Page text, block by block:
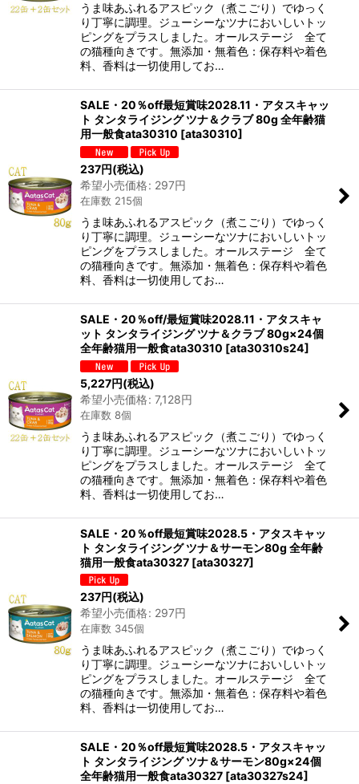
うま味あふれるアスピック（煮こごり）でゆっく
り丁寧に調理。ジューシーなツナにおいしいトッ
ピングをプラスしました。オールステージ 全て
の猫種向きです。無添加・無着色：保存料や着色
料、香料は一切使用してお…
SALE・20％off最短賞味2028.11・アタスキャッ
ト タンタライジング ツナ＆クラブ 80g 全年齢猫
用一般食ata30310 [ata30310]
237円(税込)
希望小売価格: 297円
在庫数 215個
うま味あふれるアスピック（煮こごり）でゆっく
り丁寧に調理。ジューシーなツナにおいしいトッ
ピングをプラスしました。オールステージ 全て
の猫種向きです。無添加・無着色：保存料や着色
料、香料は一切使用してお…
SALE・20％off/最短賞味2028.11・アタスキャ
ット タンタライジング ツナ＆クラブ 80g×24個
全年齢猫用一般食ata30310 [ata30310s24]
5,227円(税込)
希望小売価格: 7,128円
在庫数 8個
うま味あふれるアスピック（煮こごり）でゆっく
り丁寧に調理。ジューシーなツナにおいしいトッ
ピングをプラスしました。オールステージ 全て
の猫種向きです。無添加・無着色：保存料や着色
料、香料は一切使用してお…
SALE・20％off最短賞味2028.5・アタスキャッ
ト タンタライジング ツナ＆サーモン80g 全年齢
猫用一般食ata30327 [ata30327]
237円(税込)
希望小売価格: 297円
在庫数 345個
うま味あふれるアスピック（煮こごり）でゆっく
り丁寧に調理。ジューシーなツナにおいしいトッ
ピングをプラスしました。オールステージ 全て
の猫種向きです。無添加・無着色：保存料や着色
料、香料は一切使用してお…
SALE・20％off最短賞味2028.5・アタスキャッ
ト タンタライジング ツナ＆サーモン80g×24個
全年齢猫用一般食ata30327 [ata30327s24]